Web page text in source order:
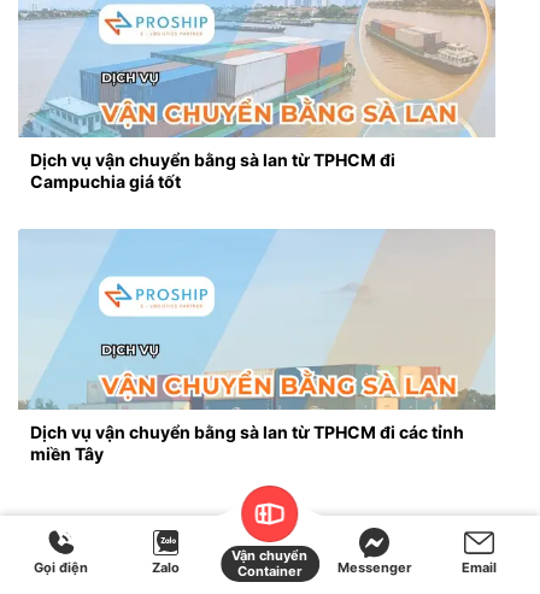
Dịch vụ vận chuyển bằng sà lan từ TPHCM đi
Campuchia giá tốt
Dịch vụ vận chuyển bằng sà lan từ TPHCM đi các tỉnh
miền Tây
Gọi điện Zalo
Vận chuyển
Container
Messenger Email